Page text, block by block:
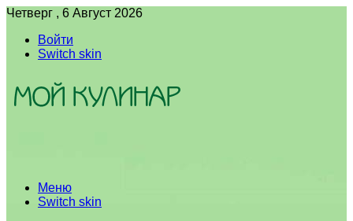
Четверг , 6 Август 2026
Войти
Switch skin
Меню
Switch skin